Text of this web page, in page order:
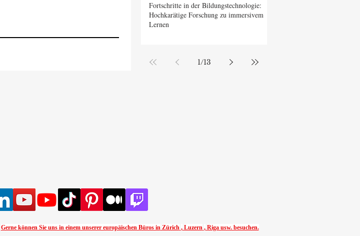
Fortschritte in der Bildungstechnologie:
Hochkarätige Forschung zu immersivem
Lernen
1/13
Gerne können Sie uns in einem unserer europäischen Büros in Zürich , Luzern , Riga usw. besuchen.